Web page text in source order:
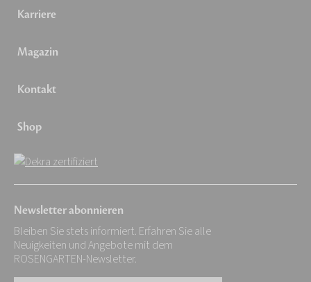
Karriere
Magazin
Kontakt
Shop
Newsletter abonnieren
Bleiben Sie stets informiert. Erfahren Sie alle
Neuigkeiten und Angebote mit dem
ROSENGARTEN-Newsletter.